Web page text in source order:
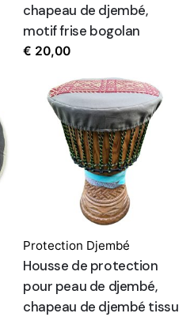
chapeau de djembé,
motif frise bogolan
€ 20,00
Protection Djembé
Housse de protection
pour peau de djembé,
chapeau de djembé tissu